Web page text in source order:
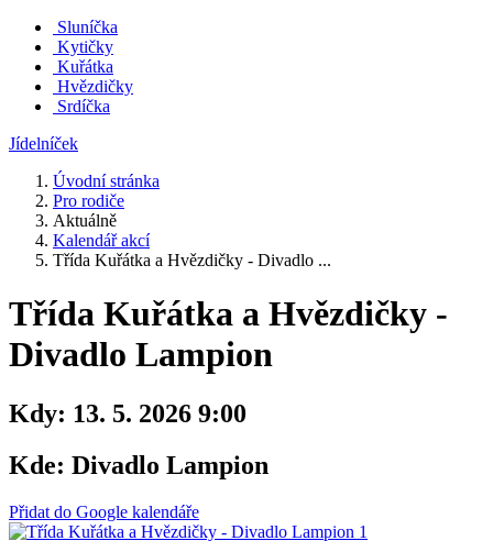
Sluníčka
Kytičky
Kuřátka
Hvězdičky
Srdíčka
Jídelníček
Úvodní stránka
Pro rodiče
Aktuálně
Kalendář akcí
Třída Kuřátka a Hvězdičky - Divadlo ...
Třída Kuřátka a Hvězdičky -
Divadlo Lampion
Kdy: 13. 5. 2026 9:00
Kde: Divadlo Lampion
Přidat do Google kalendáře